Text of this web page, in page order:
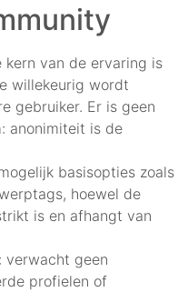
kern van de ervaring is
willekeurig wordt
gebruiker. Er is geen
anonimiteit is de
basisopties zoals
hoewel de
is en afhangt van
verwacht geen
profielen of